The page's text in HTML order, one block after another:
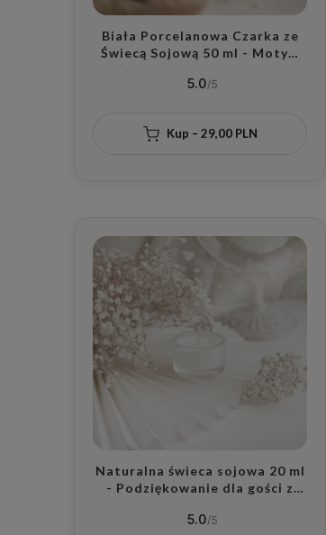
Biała Porcelanowa Czarka ze
Świecą Sojową 50 ml - Motyw
Złotego Serca z Wybranym
Zapachem dla Bliskiej Osoby na
5.0
Kup – 29,00 PLN
Naturalna świeca sojowa 20 ml
- Podziękowanie dla gości z
dla gości
5.0